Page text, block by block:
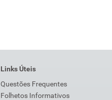
Links Úteis
Questões Frequentes
Folhetos Informativos